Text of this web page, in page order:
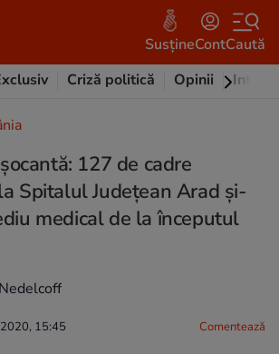
SusțineContCaută
Criză politică Opinii
127 de cadre
Spitalul Județean Arad și-
medical de la începutul
15:45 Comentează